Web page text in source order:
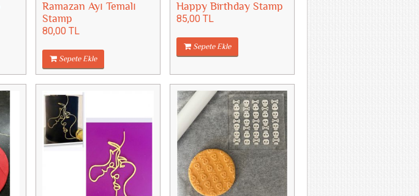
Ramazan Ayı Temalı
Stamp
80,00 TL
Sepete Ekle
Happy Birthday Stamp
85,00 TL
Sepete Ekle